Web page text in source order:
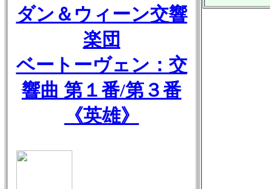
ダン＆ウィーン交響
楽団
ベートーヴェン：交
響曲 第１番/第３番
《英雄》